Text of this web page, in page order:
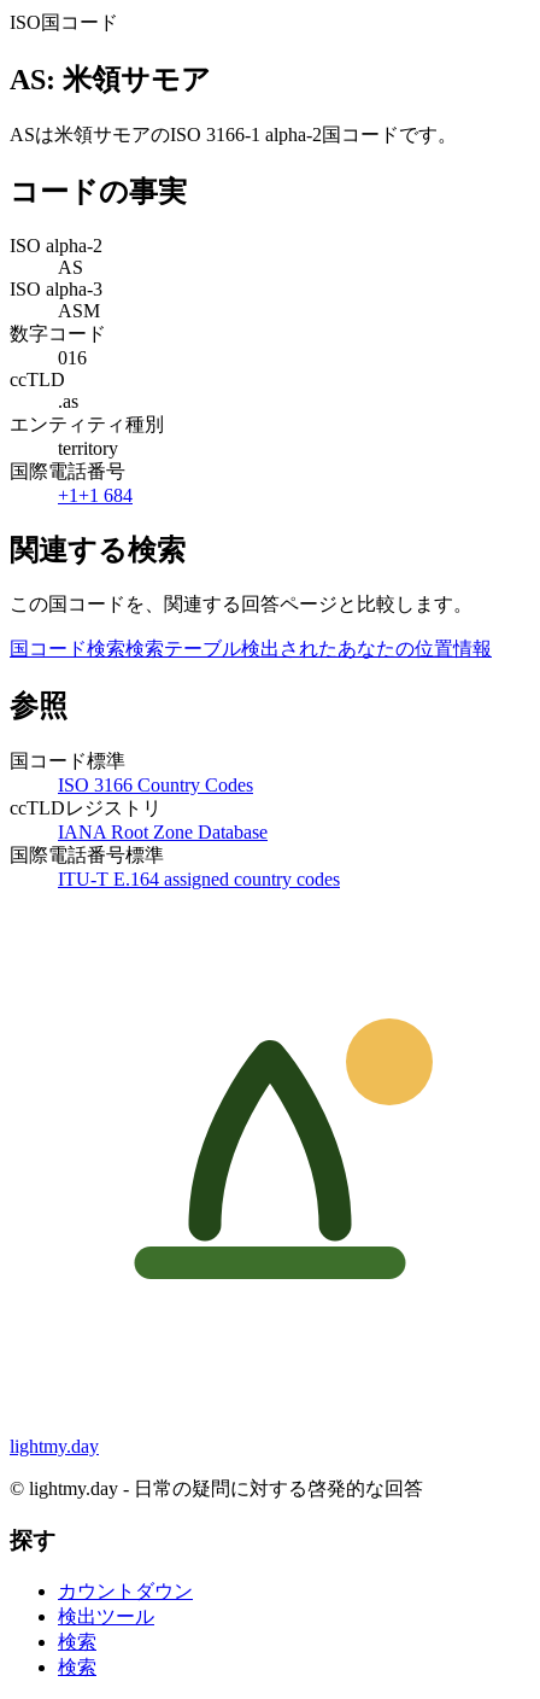
ISO国コード
AS: 米領サモア
ASは米領サモアのISO 3166-1 alpha-2国コードです。
コードの事実
ISO alpha-2
AS
ISO alpha-3
ASM
数字コード
016
ccTLD
.as
エンティティ種別
territory
国際電話番号
+1+1 684
関連する検索
この国コードを、関連する回答ページと比較します。
国コード検索検索テーブル検出されたあなたの位置情報
参照
国コード標準
ISO 3166 Country Codes
ccTLDレジストリ
IANA Root Zone Database
国際電話番号標準
ITU-T E.164 assigned country codes
lightmy.day
© lightmy.day - 日常の疑問に対する啓発的な回答
探す
カウントダウン
検出ツール
検索
検索